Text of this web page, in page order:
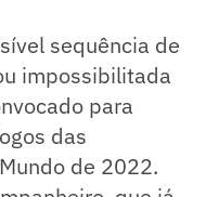
sequência de
impossibilitada
para
das
de 2022.